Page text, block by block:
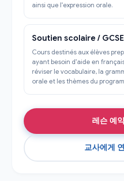
ainsi que l'expression orale.
Soutien scolaire / GCSE
Cours destinés aux élèves
ayant besoin d'aide en
réviser le vocabulaire, la
orale et les thèmes du
레슨 예
교사에게